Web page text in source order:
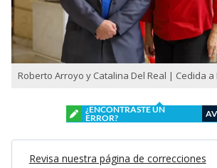
Roberto Arroyo y Catalina Del Real | Cedida a
¿ENCONTRASTE UN
ERROR?
Revisa nuestra página de correcciones